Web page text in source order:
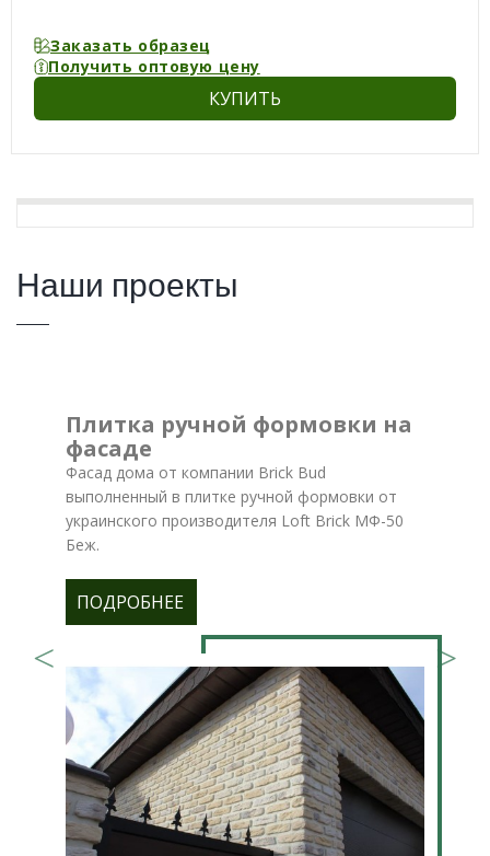
Заказать образец
Получить оптовую цену
КУПИТЬ
Наши проекты
Плитка ручной формовки на
фасаде
Фасад дома от компании Brick Bud
выполненный в плитке ручной формовки от
украинского производителя Loft Brick МФ-50
Беж.
ПОДРОБНЕЕ